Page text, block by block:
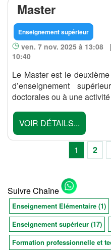
Master
Enseignement supérieur
ven. 7 nov. 2025 à 13:08
10:40
Le Master est le
d’enseignement
doctorales ou à une
VOIR DÉTAILS...
1 2
Suivre Chaîne
Enseignement Elémentaire (1)
Enseignement supérieur (17)
Formation professionnelle et